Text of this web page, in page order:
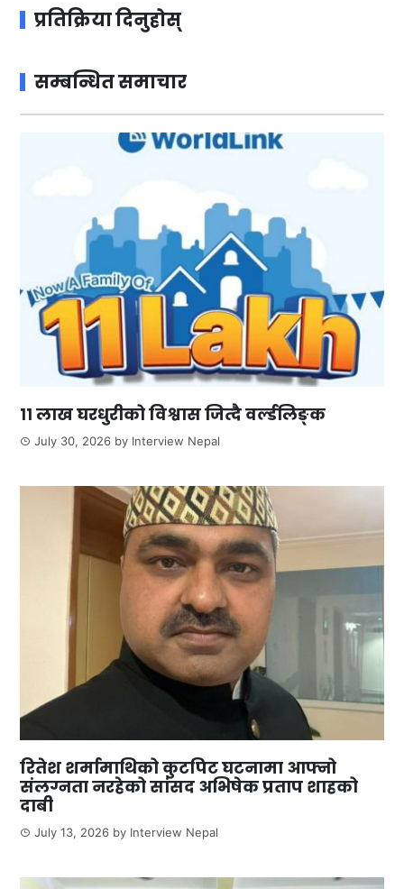
प्रतिक्रिया दिनुहोस्
सम्बन्धित समाचार
११ लाख घरधुरीको विश्वास जित्दै वर्ल्डलिङ्क
July 30, 2026 by Interview Nepal
रितेश शर्मामाथिको कुटपिट घटनामा आफ्नो
संलग्नता नरहेको सांसद अभिषेक प्रताप शाहको
दाबी
July 13, 2026 by Interview Nepal